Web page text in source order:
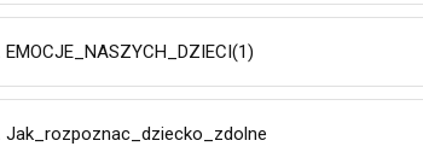
EMOCJE_NASZYCH_DZIECI(1)
Jak_rozpoznac_dziecko_zdolne